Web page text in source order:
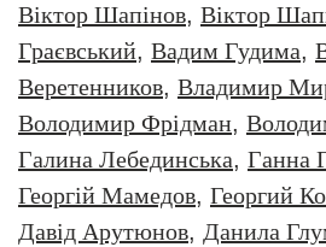
Віктор Шапінов, Віктор
Граєвський, Вадим Гудима,
Веретенников, Владимир
Володимир Фрідман,
Галина Лебединська, Ганна
Георгій Мамедов, Георгий
Давiд Арутюнов, Данила